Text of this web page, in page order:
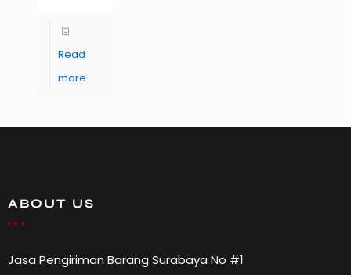
Read
more
ABOUT US
Jasa Pengiriman Barang Surabaya No #1